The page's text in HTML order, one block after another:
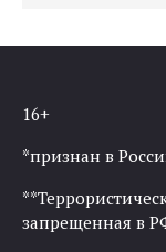
16+
*признан в
запрещенная в